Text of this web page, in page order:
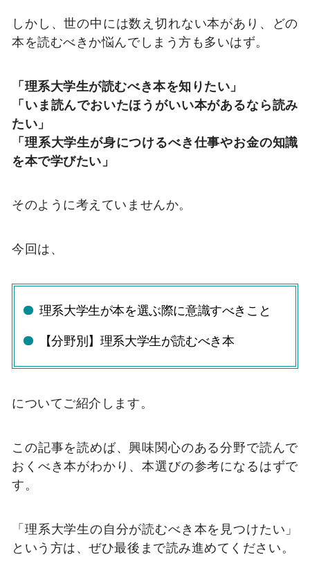
しかし、世の中には数え切れない本があり、どの
本を読むべきか悩んでしまう方も多いはず。
「理系大学生が読むべき本を知りたい」
「いま読んでおいたほうがいい本があるなら読み
たい」
「理系大学生が身につけるべき仕事やお金の知識
を本で学びたい」
そのように考えていませんか。
今回は、
理系大学生が本を選ぶ際に意識すべきこと
【分野別】理系大学生が読むべき本
についてご紹介します。
この記事を読めば、興味関心のある分野で読んで
おくべき本がわかり、本選びの参考になるはずで
す。
「理系大学生の自分が読むべき本を見つけたい」
という方は、ぜひ最後まで読み進めてください。